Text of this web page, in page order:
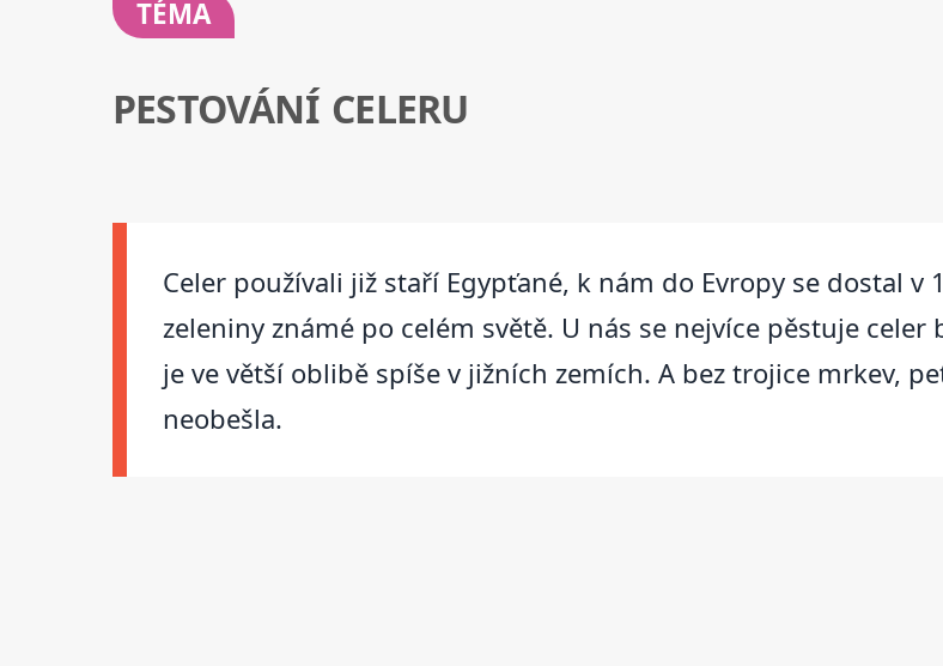
TÉMA
PESTOVÁNÍ CELERU
Celer používali již staří Egypťané, k nám do Evropy se dostal
zeleniny známé po celém světě. U nás se nejvíce pěstuje
je ve větší oblibě spíše v jižních zemích. A bez trojice mrkev,
neobešla.